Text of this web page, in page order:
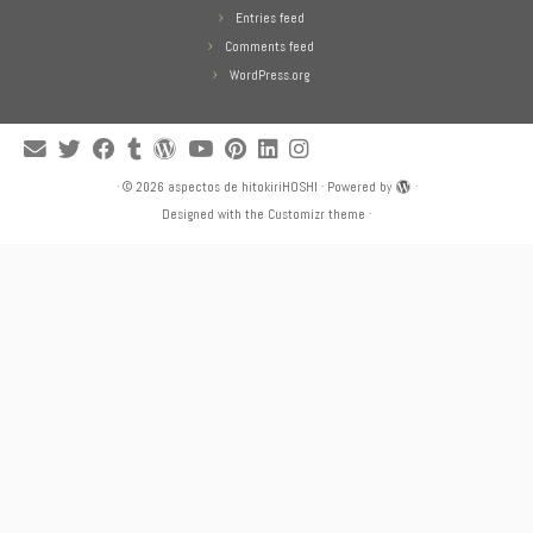
Entries feed
Comments feed
WordPress.org
· © 2026 aspectos de hitokiriHOSHI · Powered by
·
Designed with the Customizr theme ·